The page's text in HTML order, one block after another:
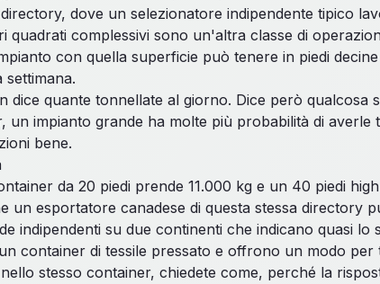
dove un selezionatore indipendente tipico
quadrati complessivi sono un'altra classe di
con quella superficie può tenere in piedi
quante tonnellate al giorno. Dice però qualcosa
impianto grande ha molte più probabilità di averle
bene.
da 20 piedi prende 11.000 kg e un 40 piedi
un esportatore canadese di questa stessa directory
indipendenti su due continenti che indicano quasi lo
container di tessile pressato e offrono un modo
stesso container, chiedete come, perché la